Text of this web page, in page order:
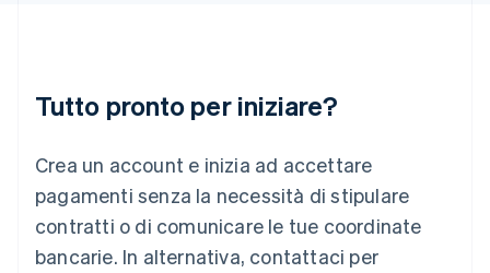
Tutto pronto per iniziare?
Crea un account e inizia ad accettare
pagamenti senza la necessità di stipulare
contratti o di comunicare le tue coordinate
bancarie. In alternativa, contattaci per
Lituania
Lussemburgo
Deutsch English
Malaysia
English 简体中文
Malta